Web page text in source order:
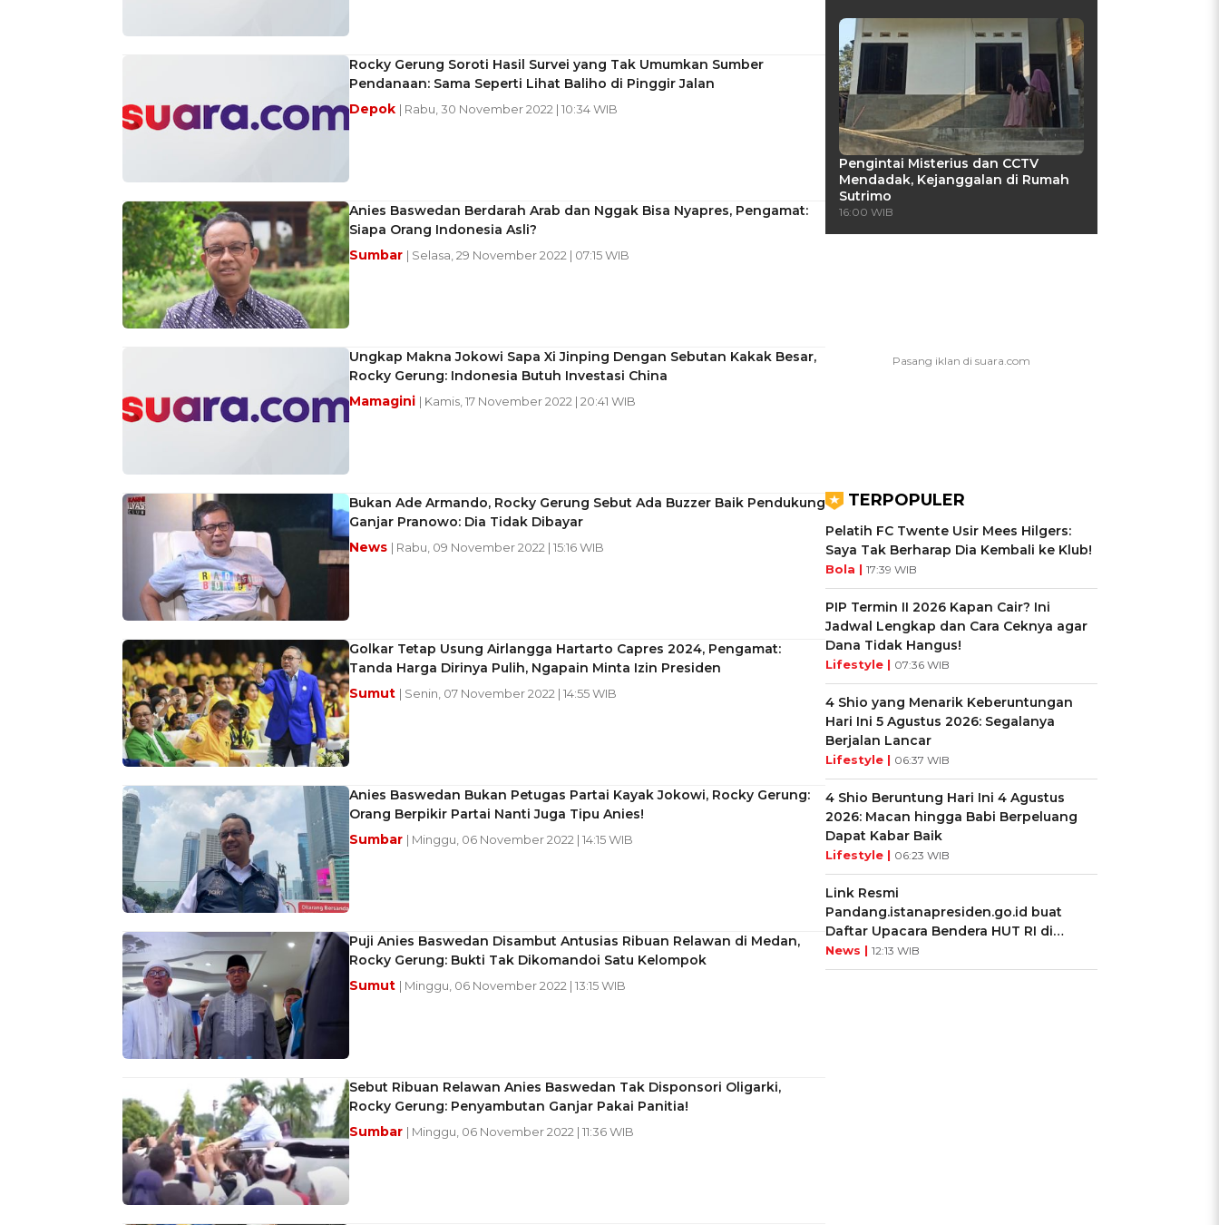
Rocky Gerung Soroti Hasil Survei yang Tak Umumkan Sumber
Pendanaan: Sama Seperti Lihat Baliho di Pinggir Jalan
Depok | Rabu, 30 November 2022 | 10:34 WIB
Anies Baswedan Berdarah Arab dan Nggak Bisa Nyapres, Pengamat:
Siapa Orang Indonesia Asli?
Sumbar | Selasa, 29 November 2022 | 07:15 WIB
Ungkap Makna Jokowi Sapa Xi Jinping Dengan Sebutan Kakak Besar,
Rocky Gerung: Indonesia Butuh Investasi China
Mamagini | Kamis, 17 November 2022 | 20:41 WIB
Bukan Ade Armando, Rocky Gerung Sebut Ada Buzzer Baik Pendukung
Ganjar Pranowo: Dia Tidak Dibayar
News | Rabu, 09 November 2022 | 15:16 WIB
Golkar Tetap Usung Airlangga Hartarto Capres 2024, Pengamat:
Tanda Harga Dirinya Pulih, Ngapain Minta Izin Presiden
Sumut | Senin, 07 November 2022 | 14:55 WIB
Anies Baswedan Bukan Petugas Partai Kayak Jokowi, Rocky Gerung:
Orang Berpikir Partai Nanti Juga Tipu Anies!
Sumbar | Minggu, 06 November 2022 | 14:15 WIB
Puji Anies Baswedan Disambut Antusias Ribuan Relawan di Medan,
Rocky Gerung: Bukti Tak Dikomandoi Satu Kelompok
Sumut | Minggu, 06 November 2022 | 13:15 WIB
Sebut Ribuan Relawan Anies Baswedan Tak Disponsori Oligarki,
Rocky Gerung: Penyambutan Ganjar Pakai Panitia!
Sumbar | Minggu, 06 November 2022 | 11:36 WIB
Pengintai Misterius dan CCTV
Mendadak, Kejanggalan di Rumah
Sutrimo
16:00 WIB
TERPOPULER
Pelatih FC Twente Usir Mees Hilgers:
Saya Tak Berharap Dia Kembali ke Klub!
Bola | 17:39 WIB
PIP Termin II 2026 Kapan Cair? Ini
Jadwal Lengkap dan Cara Ceknya agar
Dana Tidak Hangus!
Lifestyle | 07:36 WIB
4 Shio yang Menarik Keberuntungan
Hari Ini 5 Agustus 2026: Segalanya
Berjalan Lancar
Lifestyle | 06:37 WIB
4 Shio Beruntung Hari Ini 4 Agustus
2026: Macan hingga Babi Berpeluang
Dapat Kabar Baik
Lifestyle | 06:23 WIB
Link Resmi
Pandang.istanapresiden.go.id buat
Daftar Upacara Bendera HUT RI di
Istana Negara
News | 12:13 WIB